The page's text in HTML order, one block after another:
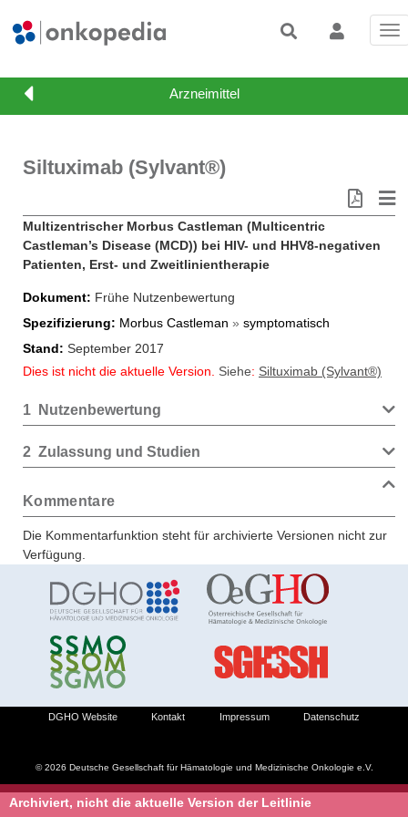
Siltuximab (Sylvant®)
Multizentrischer Morbus Castleman (Multicentric
Castleman’s Disease (MCD)) bei HIV- und HHV8-negativen
Patienten, Erst- und Zweitlinientherapie
Dokument
Frühe Nutzenbewertung
Spezifizierung
Morbus Castleman » symptomatisch
Stand
September 2017
Dies ist nicht die aktuelle Version.
Siehe: Siltuximab (Sylvant®)
1 Nutzenbewertung
2 Zulassung und Studien
Kommentare
Die Kommentarfunktion steht für archivierte Versionen nicht zur
Verfügung.
Archiviert, nicht die aktuelle Version der Leitlinie
© 2026 Deutsche Gesellschaft für Hämatologie und Medizinische Onkologie e.V.
DGHO Website Kontakt Impressum Datenschutz